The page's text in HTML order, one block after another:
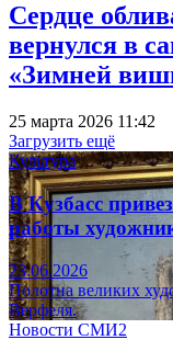
Сердце
вернулся в
«Зимней
25 марта 2026 11:42
Загрузить ещё
Культура
В Кузбасс
работы
23.06.2026
Полотна великих
Верфеля.
Новости СМИ2